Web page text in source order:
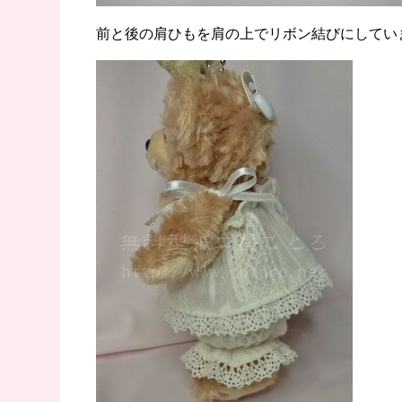
前と後の肩ひもを肩の上でリボン結びにしてい